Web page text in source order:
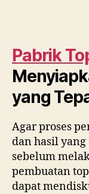
Pabrik
yang
Agar proses
dan hasil
sebelum
pembuatan
dapat